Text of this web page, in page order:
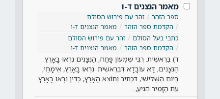
מאמר הנצנים ד-ו
ספר הזהר
זהר עם פירוש הסולם
הקדמת ספר הזהר
מאמר הנצנים ד-ו
כתבי בעל הסולם
זהר עם פירוש הסולם
הקדמת ספר הזהר
מאמר הנצנים ד-ו
ד) בְּרֵאשִׁית. רִבִּי שִׁמְעוֹן פָּתַח, הַנִּצָּנִים נִרְאוּ בָאָרֶץ.
הַנִּצָּנִים, דָּא עוֹבָדָא דִּבְרֵאשִׁית. נִרְאוּ בָאָרֶץ, אֵימָתַי,
בַּיּוֹם הַשְּׁלִישִׁי, דִּכְתִיב וַתּוֹצֵא הָאָרֶץ, כְּדֵין נִרְאוּ בָאָרֶץ.
עֵת הַזָּמִיר הִגִּיעַ,…